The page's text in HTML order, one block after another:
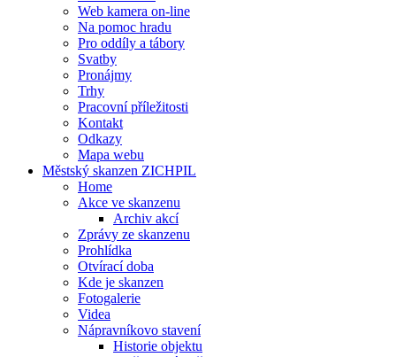
Web kamera on-line
Na pomoc hradu
Pro oddíly a tábory
Svatby
Pronájmy
Trhy
Pracovní příležitosti
Kontakt
Odkazy
Mapa webu
Městský skanzen ZICHPIL
Home
Akce ve skanzenu
Archiv akcí
Zprávy ze skanzenu
Prohlídka
Otvírací doba
Kde je skanzen
Fotogalerie
Videa
Nápravníkovo stavení
Historie objektu